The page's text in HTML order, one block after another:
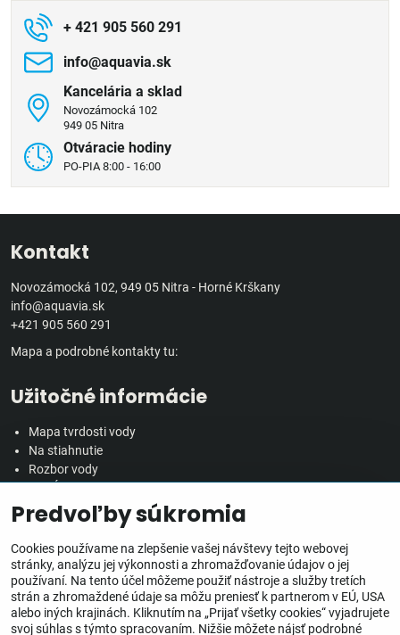
+ 421 905 560 291
info​@aquavia​.sk
Kancelária a sklad
Novozámocká 102
949 05 Nitra
Otváracie hodiny
PO-PIA 8:00 - 16:00
Kontakt
Novozámocká 102, 949 05 Nitra - Horné Krškany
info@aquavia.sk
+421 905 560 291
Mapa a podrobné kontakty tu:
Užitočné informácie
Mapa tvrdosti vody
Na stiahnutie
Rozbor vody
Veľkoobchodná spolupráca
Všetko o nákupe
Obchodné podmienky
Ochrana osobných údajov
Reklamačný poriadok
Predvoľby súkromia
Cookies používame na zlepšenie vašej návštevy tejto webovej
stránky, analýzu jej výkonnosti a zhromažďovanie údajov o jej
používaní. Na tento účel môžeme použiť nástroje a služby tretích
strán a zhromaždené údaje sa môžu preniesť k partnerom v EÚ, USA
alebo iných krajinách. Kliknutím na „Prijať všetky cookies“ vyjadrujete
svoj súhlas s týmto spracovaním. Nižšie môžete nájsť podrobné